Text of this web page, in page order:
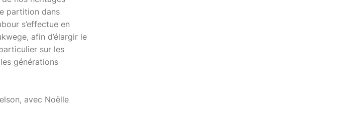
partition dans
s’effectue en
afin d’élargir le
sur les
générations
avec Noëlle